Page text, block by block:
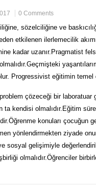
0 Comments
sözelciliğine ve
etkilenen ilerlemecilik
kadar uzanır.Pragmatist
Progressivist eğitimin temel
çözeceği bir
ta kendisi olmalıdır.Eğitim
konuları çocuğun
yönlendirmekten ziyade
sosyal gelişimiyle
olmalıdır.Öğrenciler